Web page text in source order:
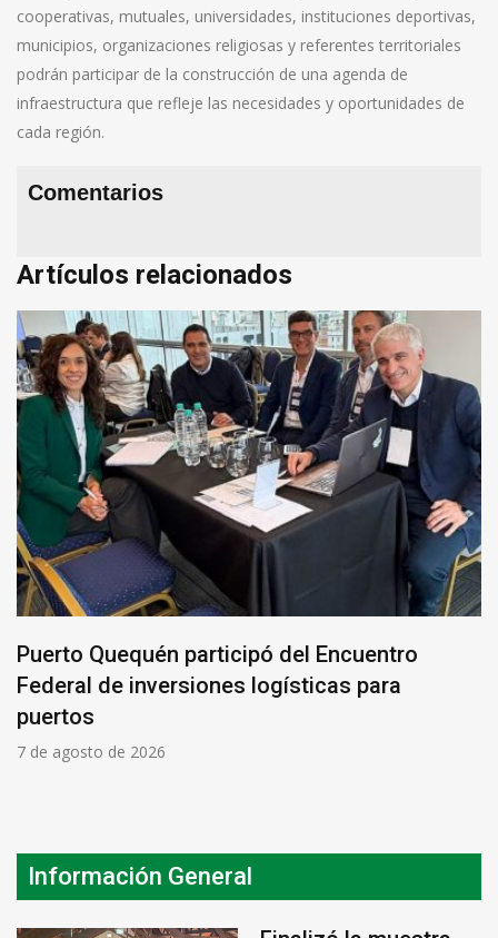
cooperativas, mutuales, universidades, instituciones deportivas,
municipios, organizaciones religiosas y referentes territoriales
podrán participar de la construcción de una agenda de
infraestructura que refleje las necesidades y oportunidades de
cada región.
Comentarios
Artículos relacionados
Puerto Quequén participó del Encuentro
Federal de inversiones logísticas para
puertos
7 de agosto de 2026
Información General